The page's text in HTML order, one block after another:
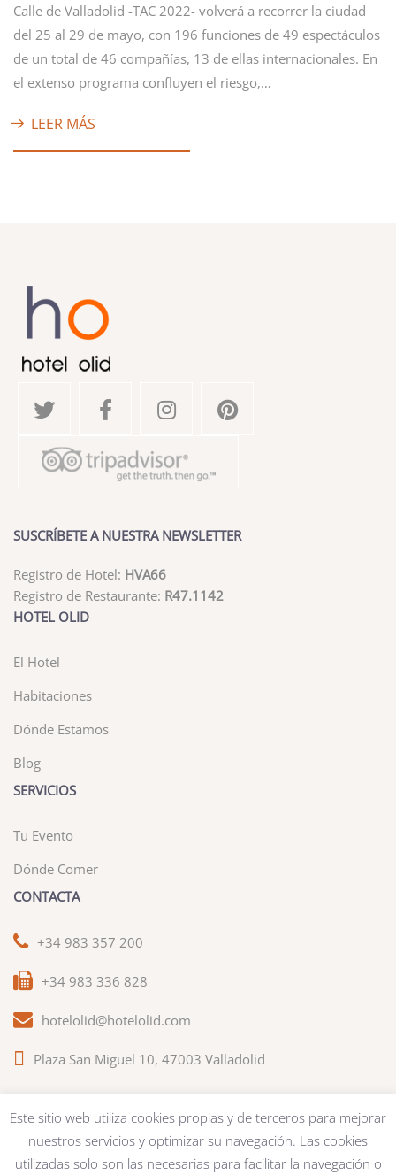
Calle de Valladolid -TAC 2022- volverá a recorrer la ciudad
del 25 al 29 de mayo, con 196 funciones de 49 espectáculos
de un total de 46 compañías, 13 de ellas internacionales. En
el extenso programa confluyen el riesgo,…
LEER MÁS
SUSCRÍBETE A NUESTRA NEWSLETTER
Registro de Hotel: HVA66
Registro de Restaurante: R47.1142
HOTEL OLID
El Hotel
Habitaciones
Dónde Estamos
Blog
SERVICIOS
Tu Evento
Dónde Comer
CONTACTA
+34 983 357 200
+34 983 336 828
hotelolid@hotelolid.com
Plaza San Miguel 10, 47003 Valladolid
Bases del Concurso | Aviso legal | Tripadvisor
Este sitio web utiliza cookies propias y de terceros para mejorar
nuestros servicios y optimizar su navegación. Las cookies
utilizadas solo son las necesarias para facilitar la navegación o